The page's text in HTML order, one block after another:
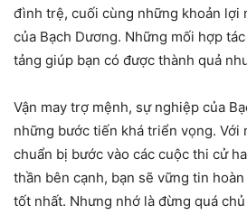
đình trệ, cuối cùng những khoản lợi
của Bạch Dương. Những mối hợp
tảng giúp bạn có được thành quả
Vận may trợ mệnh, sự nghiệp của
những bước tiến khá triển vọng. Với
chuẩn bị bước vào các cuộc thi cử
thần bên cạnh, bạn sẽ vững tin
tốt nhất. Nhưng nhớ là đừng quá